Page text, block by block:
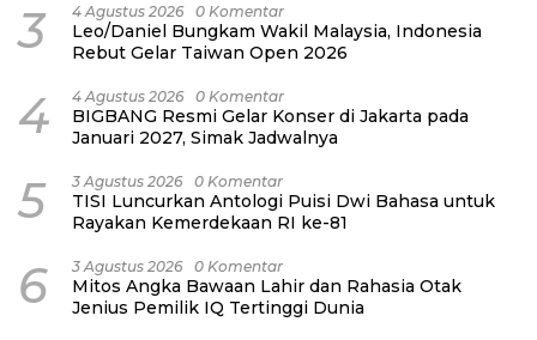
3 4 Agustus 2026 0 Komentar
Leo/Daniel Bungkam Wakil Malaysia, Indonesia
Rebut Gelar Taiwan Open 2026
4 4 Agustus 2026 0 Komentar
BIGBANG Resmi Gelar Konser di Jakarta pada
Januari 2027, Simak Jadwalnya
5 3 Agustus 2026 0 Komentar
TISI Luncurkan Antologi Puisi Dwi Bahasa untuk
Rayakan Kemerdekaan RI ke-81
6 3 Agustus 2026 0 Komentar
Mitos Angka Bawaan Lahir dan Rahasia Otak
Jenius Pemilik IQ Tertinggi Dunia